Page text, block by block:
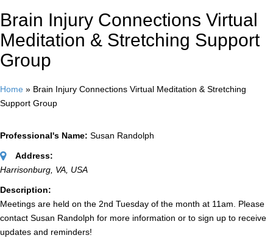
Brain Injury Connections Virtual
Meditation & Stretching Support
Group
Home » Brain Injury Connections Virtual Meditation & Stretching
Support Group
Professional's Name: Susan Randolph
Address:
Harrisonburg, VA, USA
Description:
Meetings are held on the 2nd Tuesday of the month at 11am. Please
contact Susan Randolph for more information or to sign up to receive
updates and reminders!